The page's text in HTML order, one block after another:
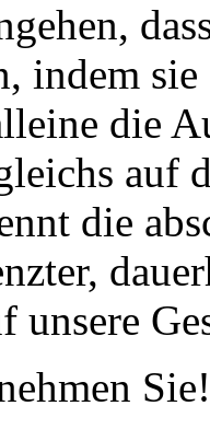
indem
die
auf
die
unsere
Sie!